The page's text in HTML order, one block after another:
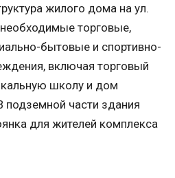
жилого дома на ул.
торговые,
бытовые и спортивно-
включая торговый
школу и дом
подземной части здания
для жителей комплекса